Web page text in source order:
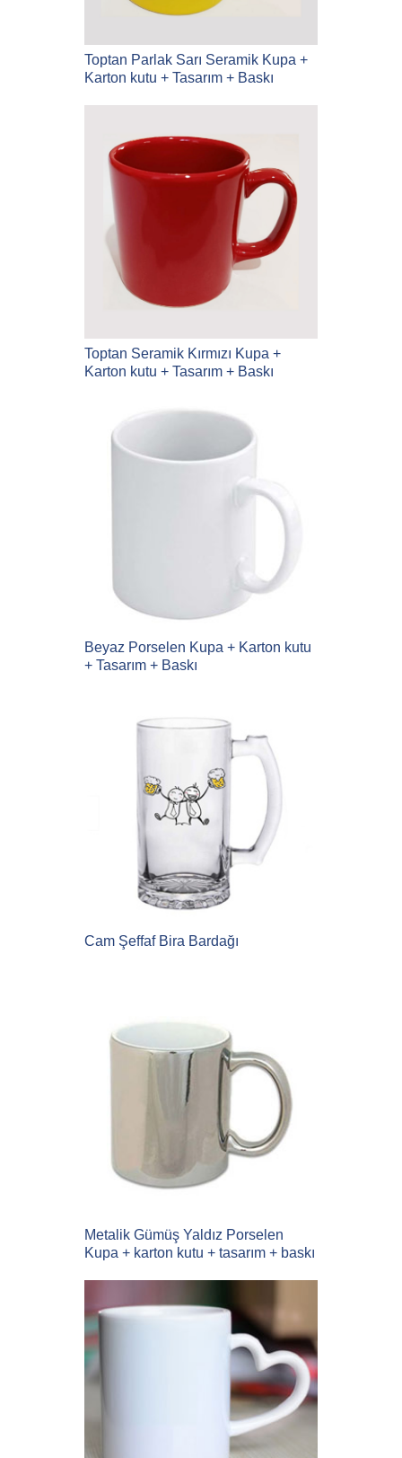
Toptan Parlak Sarı Seramik Kupa +
Karton kutu + Tasarım + Baskı
Toptan Seramik Kırmızı Kupa +
Karton kutu + Tasarım + Baskı
Beyaz Porselen Kupa + Karton kutu
+ Tasarım + Baskı
Cam Şeffaf Bira Bardağı
Metalik Gümüş Yaldız Porselen
Kupa + karton kutu + tasarım + baskı